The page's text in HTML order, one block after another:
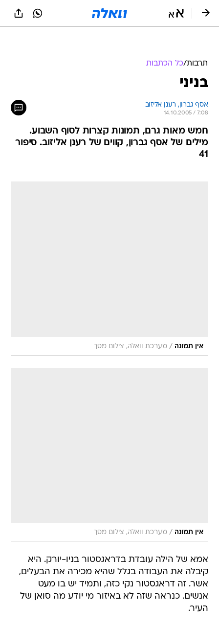
תרבות/כל הכתבות
בניני
אסף גברון, רענן אליזוב
14.10.2005 / 7:08
חמש מאות גרם, תמונות קצרות לסוף השבוע.
מילים של אסף גברון, קווים של רענן אליזוב. סיפור
41
אין תמונה / מערכת וואלה, צילום מסך
אין תמונה / מערכת וואלה, צילום מסך
אמא של הילה עובדת בדראגסטור בניו-יורק. היא
קיבלה את העבודה בגלל שהיא מכירה את הבעלים,
אשר. זה דראגסטור נקי כזה, ותמיד יש בו מעט
אנשים. כנראה שזה לא באיזור מי יודע מה סואן של
העיר.